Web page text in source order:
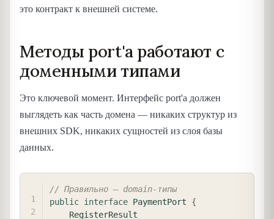
это контракт к внешней системе.
Методы port'а работают с
доменными типами
Это ключевой момент. Интерфейс port'а должен
выглядеть как часть домена — никаких структур из
внешних SDK, никаких сущностей из слоя базы
данных.
// Правильно — domain-типы
public interface PaymentPort
{
RegisterResult